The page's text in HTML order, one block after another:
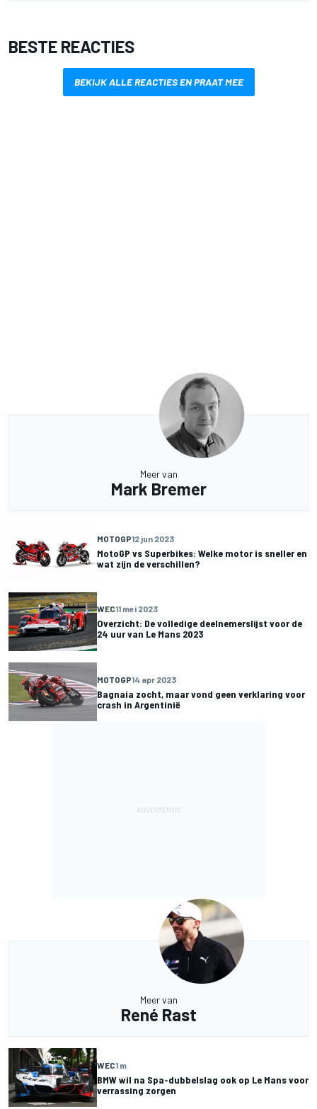
BESTE REACTIES
BEKIJK ALLE REACTIES EN PRAAT MEE
Meer van
Mark Bremer
MOTOGP12 jun 2023
MotoGP vs Superbikes: Welke motor is sneller en
wat zijn de verschillen?
WEC11 mei 2023
Overzicht: De volledige deelnemerslijst voor de
24 uur van Le Mans 2023
MOTOGP14 apr 2023
Bagnaia zocht, maar vond geen verklaring voor
crash in Argentinië
Meer van
René Rast
WEC1 m
BMW wil na Spa-dubbelslag ook op Le Mans voor
verrassing zorgen